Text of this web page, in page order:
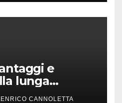
e
lunga
ENRICO CANNOLETTA